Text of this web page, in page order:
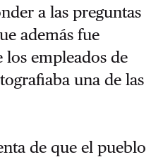
a las preguntas
además fue
empleados de
una de las
de que el pueblo